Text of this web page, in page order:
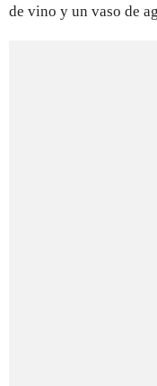
de vino y un vaso de